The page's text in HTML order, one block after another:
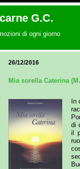
G.C.
di ogni giorno
26/12/2016
Mia sorella Caterina
In
di
il